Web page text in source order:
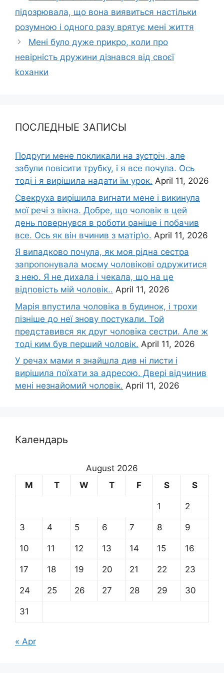
підозрювала, що вона виявиться настільки
розумною і одного разу врятує мені життя
Мені було дуже nрикро, коли про
невірність дружини дізнався від своєї
kоханки
ПОСЛЕДНЫЕ ЗАПИСЫ
Подруги мене покликали на зустріч, але
забули повісити трубку, і я все почула. Ось
тоді і я вирішила надати їм урок. April 11, 2026
Свекруха вирішила виrнати мене і викинула
мої речі з вікна. Добре, що чоловік в цей
день повернувся в роботи раніше і побачив
все. Ось як він вчинив з матір’ю. April 11, 2026
Я випадково почула, як моя рідна сестра
запропонувала моєму чоловікові одружитися
з нею. Я не дихала і чекала, що на це
відповість мій чоловік.. April 11, 2026
Марія впустила чоловіка в будинок, і трохи
пізніше до неї знову постукали. Той
представився як друг чоловіка сестри. Але ж
тоді ким був перший чоловік. April 11, 2026
У речах мами я знайшла див ні листи і
вирішила поїхати за адресою. Двері відчинив
мені незнайомий чоловік. April 11, 2026
Календарь
August 2026
M
T W T F S S
1 2
3 4 5 6 7 8 9
10 11 12 13 14 15 16
17 18 19 20 21 22 23
24 25 26 27 28 29 30
31
« Apr